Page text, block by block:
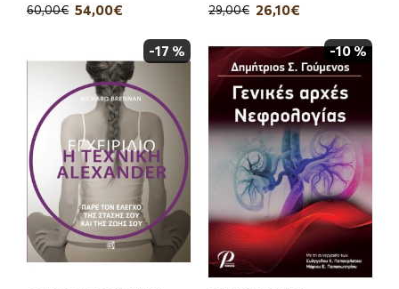
54,00€
60,00€ 26,10€
29,00€
-17 % -10 %